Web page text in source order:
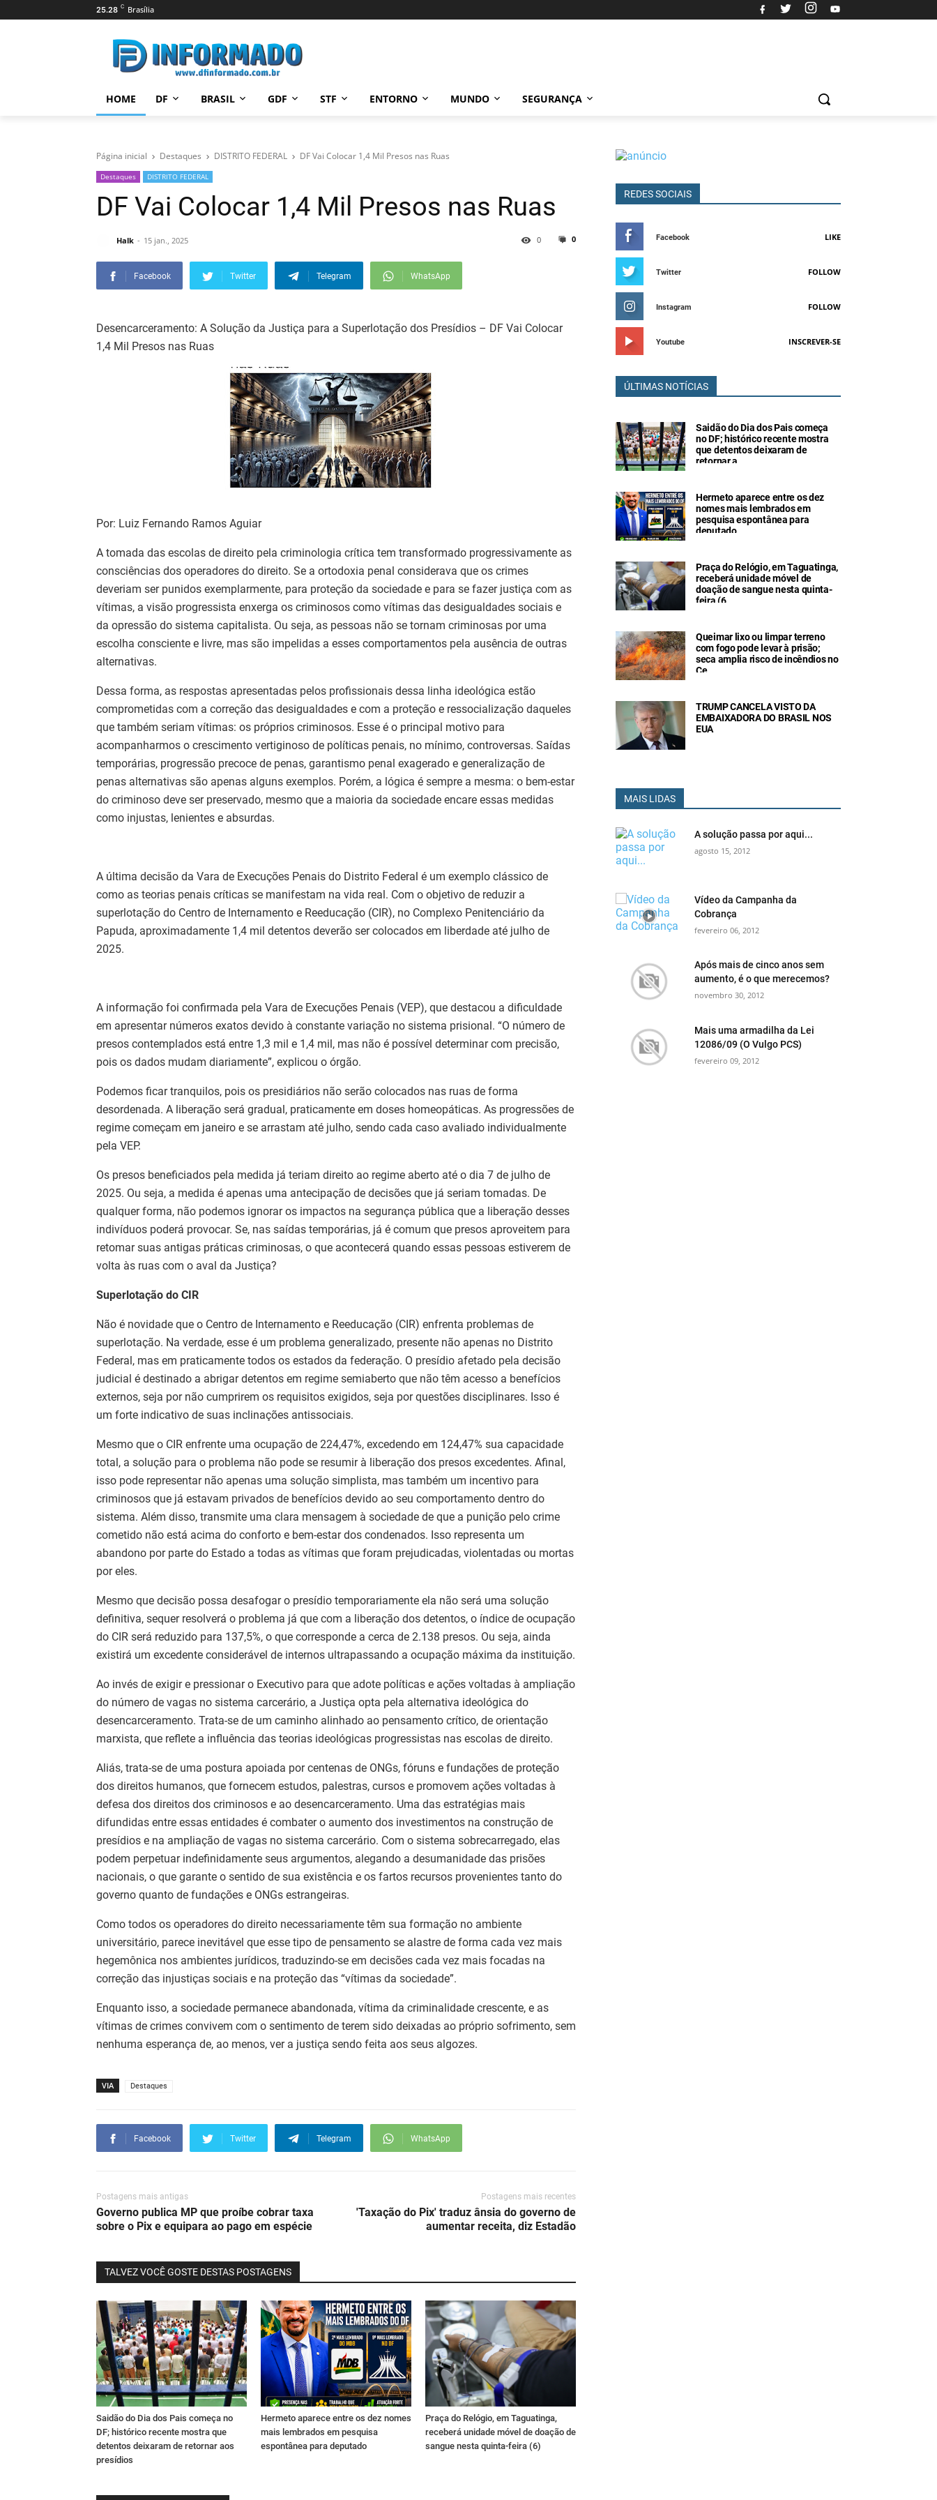
25.28 C Brasília
HOME DF BRASIL GDF STF ENTORNO MUNDO SEGURANÇA
Página inicial Destaques DISTRITO FEDERAL DF Vai Colocar 1,4 Mil Presos nas Ruas
Destaques DISTRITO FEDERAL
DF Vai Colocar 1,4 Mil Presos nas Ruas
Halk 15 jan., 2025 0
0
Facebook Twitter Telegram WhatsApp
Desencarceramento: A Solução da Justiça para a Superlotação dos Presídios – DF Vai Colocar
1,4 Mil Presos nas Ruas
Por: Luiz Fernando Ramos Aguiar
A tomada das escolas de direito pela criminologia crítica tem transformado progressivamente as
consciências dos operadores do direito. Se a ortodoxia penal considerava que os crimes
deveriam ser punidos exemplarmente, para proteção da sociedade e para se fazer justiça com as
vítimas, a visão progressista enxerga os criminosos como vítimas das desigualdades sociais e
da opressão do sistema capitalista. Ou seja, as pessoas não se tornam criminosas por uma
escolha consciente e livre, mas são impelidas a esses comportamentos pela ausência de outras
alternativas.
Dessa forma, as respostas apresentadas pelos profissionais dessa linha ideológica estão
comprometidas com a correção das desigualdades e com a proteção e ressocialização daqueles
que também seriam vítimas: os próprios criminosos. Esse é o principal motivo para
acompanharmos o crescimento vertiginoso de políticas penais, no mínimo, controversas. Saídas
temporárias, progressão precoce de penas, garantismo penal exagerado e generalização de
penas alternativas são apenas alguns exemplos. Porém, a lógica é sempre a mesma: o bem-estar
do criminoso deve ser preservado, mesmo que a maioria da sociedade encare essas medidas
como injustas, lenientes e absurdas.
A última decisão da Vara de Execuções Penais do Distrito Federal é um exemplo clássico de
como as teorias penais críticas se manifestam na vida real. Com o objetivo de reduzir a
superlotação do Centro de Internamento e Reeducação (CIR), no Complexo Penitenciário da
Papuda, aproximadamente 1,4 mil detentos deverão ser colocados em liberdade até julho de
2025.
A informação foi confirmada pela Vara de Execuções Penais (VEP), que destacou a dificuldade
em apresentar números exatos devido à constante variação no sistema prisional. “O número de
presos contemplados está entre 1,3 mil e 1,4 mil, mas não é possível determinar com precisão,
pois os dados mudam diariamente”, explicou o órgão.
Podemos ficar tranquilos, pois os presidiários não serão colocados nas ruas de forma
desordenada. A liberação será gradual, praticamente em doses homeopáticas. As progressões de
regime começam em janeiro e se arrastam até julho, sendo cada caso avaliado individualmente
pela VEP.
Os presos beneficiados pela medida já teriam direito ao regime aberto até o dia 7 de julho de
2025. Ou seja, a medida é apenas uma antecipação de decisões que já seriam tomadas. De
qualquer forma, não podemos ignorar os impactos na segurança pública que a liberação desses
indivíduos poderá provocar. Se, nas saídas temporárias, já é comum que presos aproveitem para
retomar suas antigas práticas criminosas, o que acontecerá quando essas pessoas estiverem de
volta às ruas com o aval da Justiça?
Superlotação do CIR
Não é novidade que o Centro de Internamento e Reeducação (CIR) enfrenta problemas de
superlotação. Na verdade, esse é um problema generalizado, presente não apenas no Distrito
Federal, mas em praticamente todos os estados da federação. O presídio afetado pela decisão
judicial é destinado a abrigar detentos em regime semiaberto que não têm acesso a benefícios
externos, seja por não cumprirem os requisitos exigidos, seja por questões disciplinares. Isso é
um forte indicativo de suas inclinações antissociais.
Mesmo que o CIR enfrente uma ocupação de 224,47%, excedendo em 124,47% sua capacidade
total, a solução para o problema não pode se resumir à liberação dos presos excedentes. Afinal,
isso pode representar não apenas uma solução simplista, mas também um incentivo para
criminosos que já estavam privados de benefícios devido ao seu comportamento dentro do
sistema. Além disso, transmite uma clara mensagem à sociedade de que a punição pelo crime
cometido não está acima do conforto e bem-estar dos condenados. Isso representa um
abandono por parte do Estado a todas as vítimas que foram prejudicadas, violentadas ou mortas
por eles.
Mesmo que decisão possa desafogar o presídio temporariamente ela não será uma solução
definitiva, sequer resolverá o problema já que com a liberação dos detentos, o índice de ocupação
do CIR será reduzido para 137,5%, o que corresponde a cerca de 2.138 presos. Ou seja, ainda
existirá um excedente considerável de internos ultrapassando a ocupação máxima da instituição.
Ao invés de exigir e pressionar o Executivo para que adote políticas e ações voltadas à ampliação
do número de vagas no sistema carcerário, a Justiça opta pela alternativa ideológica do
desencarceramento. Trata-se de um caminho alinhado ao pensamento crítico, de orientação
marxista, que reflete a influência das teorias ideológicas progressistas nas escolas de direito.
Aliás, trata-se de uma postura apoiada por centenas de ONGs, fóruns e fundações de proteção
dos direitos humanos, que fornecem estudos, palestras, cursos e promovem ações voltadas à
defesa dos direitos dos criminosos e ao desencarceramento. Uma das estratégias mais
difundidas entre essas entidades é combater o aumento dos investimentos na construção de
presídios e na ampliação de vagas no sistema carcerário. Com o sistema sobrecarregado, elas
podem perpetuar indefinidamente seus argumentos, alegando a desumanidade das prisões
nacionais, o que garante o sentido de sua existência e os fartos recursos provenientes tanto do
governo quanto de fundações e ONGs estrangeiras.
Como todos os operadores do direito necessariamente têm sua formação no ambiente
universitário, parece inevitável que esse tipo de pensamento se alastre de forma cada vez mais
hegemônica nos ambientes jurídicos, traduzindo-se em decisões cada vez mais focadas na
correção das injustiças sociais e na proteção das “vítimas da sociedade”.
Enquanto isso, a sociedade permanece abandonada, vítima da criminalidade crescente, e as
vítimas de crimes convivem com o sentimento de terem sido deixadas ao próprio sofrimento, sem
nenhuma esperança de, ao menos, ver a justiça sendo feita aos seus algozes.
VIA Destaques
Facebook Twitter Telegram WhatsApp
Postagens mais antigas
Governo publica MP que proíbe cobrar taxa
sobre o Pix e equipara ao pago em espécie
Postagens mais recentes
'Taxação do Pix' traduz ânsia do governo de
aumentar receita, diz Estadão
TALVEZ VOCÊ GOSTE DESTAS POSTAGENS
Saidão do Dia dos Pais começa no
DF; histórico recente mostra que
detentos deixaram de retornar aos
presídios
Hermeto aparece entre os dez nomes
mais lembrados em pesquisa
espontânea para deputado
Praça do Relógio, em Taguatinga,
receberá unidade móvel de doação de
sangue nesta quinta-feira (6)
REDES SOCIAIS
Facebook LIKE
Twitter FOLLOW
Instagram FOLLOW
Youtube INSCREVER-SE
ÚLTIMAS NOTÍCIAS
Saidão do Dia dos Pais começa
no DF; histórico recente mostra
que detentos deixaram de
retornar a
Hermeto aparece entre os dez
nomes mais lembrados em
pesquisa espontânea para
deputado
Praça do Relógio, em Taguatinga,
receberá unidade móvel de
doação de sangue nesta quinta-
feira (6
Queimar lixo ou limpar terreno
com fogo pode levar à prisão;
seca amplia risco de incêndios no
Ce
TRUMP CANCELA VISTO DA
EMBAIXADORA DO BRASIL NOS
EUA
MAIS LIDAS
A solução passa por aqui...
agosto 15, 2012
Vídeo da Campanha da
Cobrança
fevereiro 06, 2012
Após mais de cinco anos sem
aumento, é o que merecemos?
novembro 30, 2012
Mais uma armadilha da Lei
12086/09 (O Vulgo PCS)
fevereiro 09, 2012